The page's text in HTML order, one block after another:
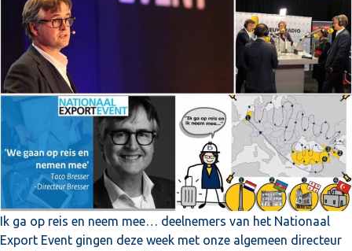
Ik ga op reis en neem mee… deelnemers van het Nationaal
Export Event gingen deze week met onze algemeen directeur